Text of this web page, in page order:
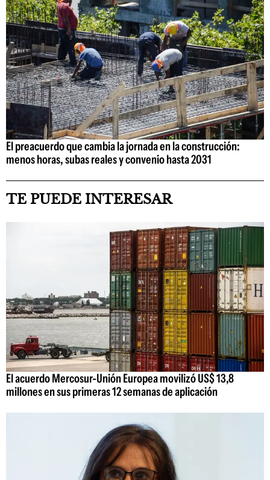
El preacuerdo que cambia la jornada en la construcción:
menos horas, subas reales y convenio hasta 2031
TE PUEDE INTERESAR
El acuerdo Mercosur-Unión Europea movilizó US$ 13,8
millones en sus primeras 12 semanas de aplicación